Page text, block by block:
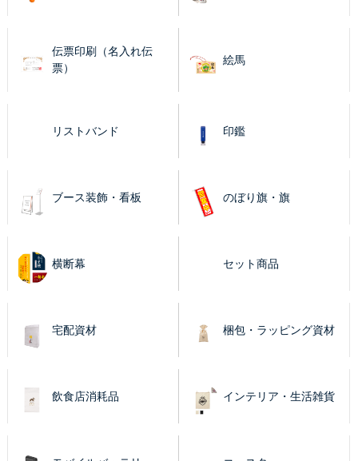
伝票印刷（名入れ伝
票）
絵馬
リストバンド 印鑑
ブース装飾・看板 のぼり旗・旗
横断幕 セット商品
宅配資材 梱包・ラッピング資材
飲食店消耗品 インテリア・生活雑貨